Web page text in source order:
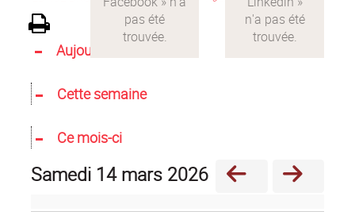
Aujourd'hui
Cette semaine
Ce mois-ci
samedi 14 mars 2026